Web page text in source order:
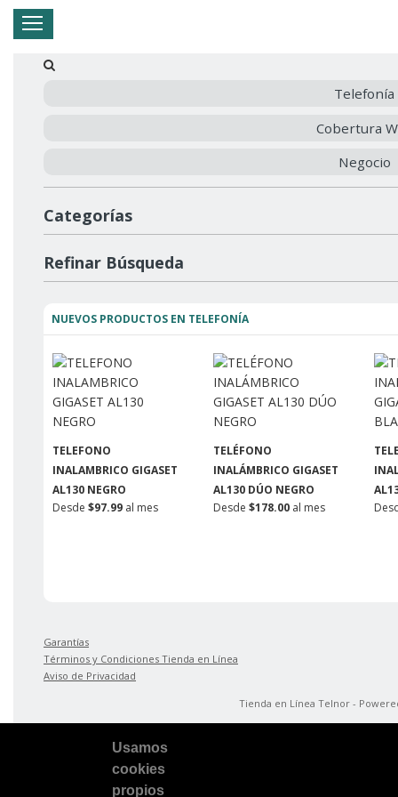
Hogar
Telefonía
Cobertura
Negocio
Categorías
Refinar Búsqueda
NUEVOS PRODUCTOS EN TELEFONÍA
TELEFONO
INALAMBRICO GIGASET
AL130 NEGRO
Desde $97.99 al mes
TELÉFONO
INALÁMBRICO GIGASET
AL130 DÚO NEGRO
Desde $178.00 al mes
Garantías
Términos y Condiciones Tienda en Línea
Aviso de Privacidad
Tienda en Línea Telnor -
Usamos
cookies
propios